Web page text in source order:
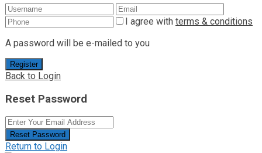
I agree with terms & conditions
A password will be e-mailed to you
Register
Back to Login
Reset Password
Reset Password
Return to Login